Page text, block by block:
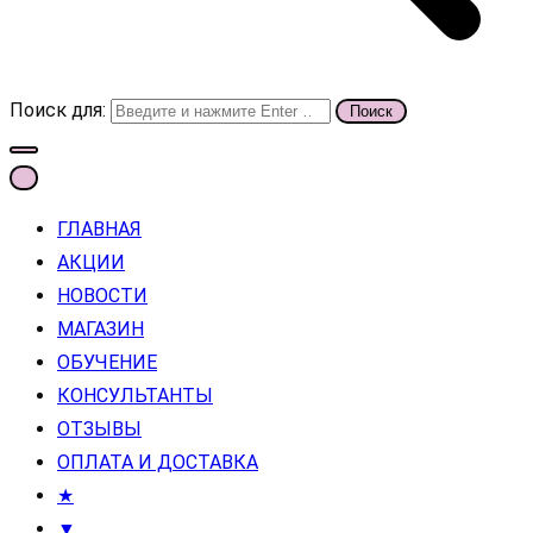
Поиск для:
ГЛАВНАЯ
АКЦИИ
НОВОСТИ
МАГАЗИН
ОБУЧЕНИЕ
КОНСУЛЬТАНТЫ
ОТЗЫВЫ
ОПЛАТА И ДОСТАВКА
★